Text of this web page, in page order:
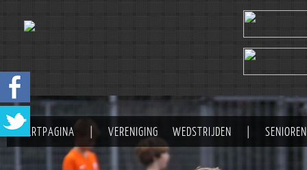
STARTPAGINA VERENIGING WEDSTRIJDEN SENIOREN